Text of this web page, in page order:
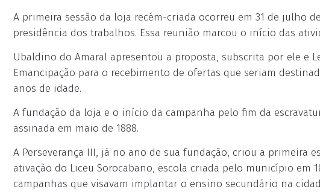
A primeira sessão da loja recém-criada ocorreu em 31 de julho
presidência dos trabalhos. Essa reunião marcou o início das
Ubaldino do Amaral apresentou a proposta, subscrita por ele e
Emancipação para o recebimento de ofertas que seriam
anos de idade.
A fundação da loja e o início da campanha pelo fim da
assinada em maio de 1888.
A Perseverança III, já no ano de sua fundação, criou a primeira
ativação do Liceu Sorocabano, escola criada pelo município em
campanhas que visavam implantar o ensino secundário na